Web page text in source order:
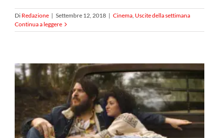
Di Redazione | Settembre 12, 2018 | Cinema, Uscite della settimana
Continua a leggere